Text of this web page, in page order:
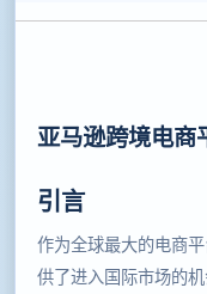
亚马逊跨境电商
引言
作为全球最大的电商
供了进入国际市场的